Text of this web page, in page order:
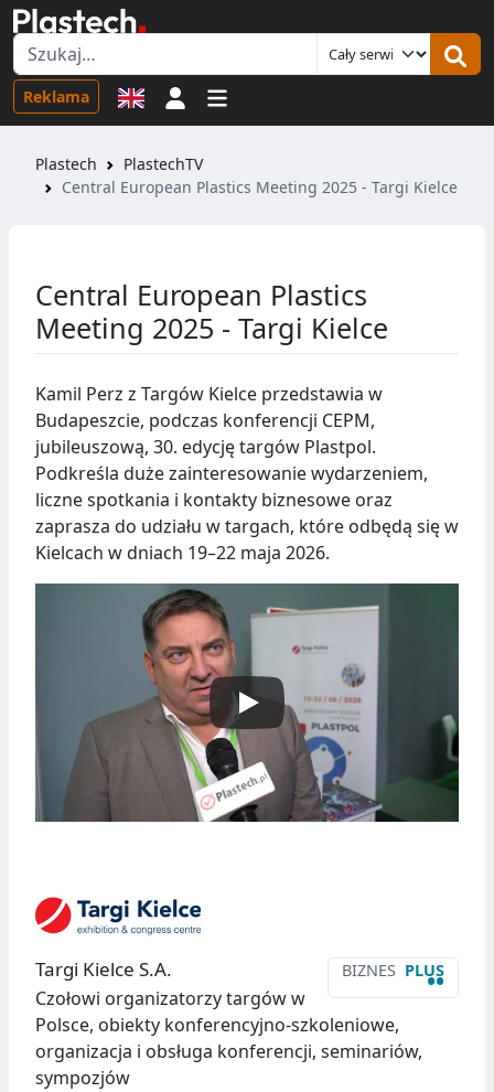
Reklama Logowanie
Plastech
PlastechTV
Central European Plastics Meeting 2025 - Targi Kielce
Central European Plastics
Meeting 2025 - Targi Kielce
Kamil Perz z Targów Kielce przedstawia w
Budapeszcie, podczas konferencji CEPM,
jubileuszową, 30. edycję targów Plastpol.
Podkreśla duże zainteresowanie wydarzeniem,
liczne spotkania i kontakty biznesowe oraz
zaprasza do udziału w targach, które odbędą się w
Kielcach w dniach 19–22 maja 2026.
BIZNES PLUS
••
Targi Kielce S.A.
Czołowi organizatorzy targów w
Polsce, obiekty konferencyjno-szkoleniowe,
organizacja i obsługa konferencji, seminariów,
sympozjów